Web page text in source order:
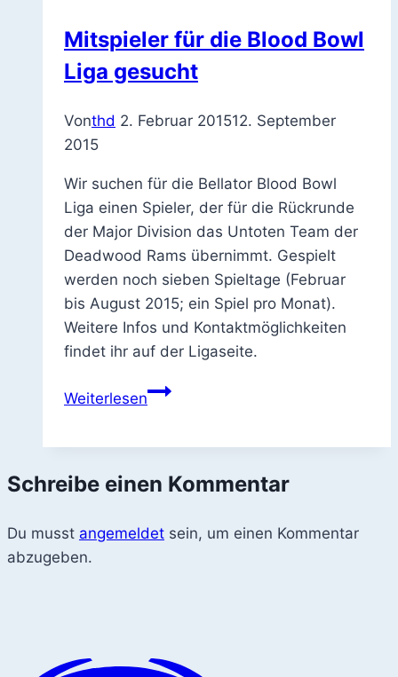
Mitspieler für die Blood Bowl
Liga gesucht
Vonthd 2. Februar 201512. September
2015
Wir suchen für die Bellator Blood Bowl
Liga einen Spieler, der für die Rückrunde
der Major Division das Untoten Team der
Deadwood Rams übernimmt. Gespielt
werden noch sieben Spieltage (Februar
bis August 2015; ein Spiel pro Monat).
Weitere Infos und Kontaktmöglichkeiten
findet ihr auf der Ligaseite.
WeiterlesenMitspieler
Bowl
gesucht
Schreibe einen Kommentar
Du musst angemeldet sein, um einen Kommentar
abzugeben.